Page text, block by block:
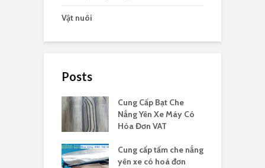
Vật nuôi
Posts
Cung Cấp Bạt Che
Nắng Yên Xe Máy Có
Hóa Đơn VAT
Cung cấp tấm che nắng
yên xe có hoá đơn